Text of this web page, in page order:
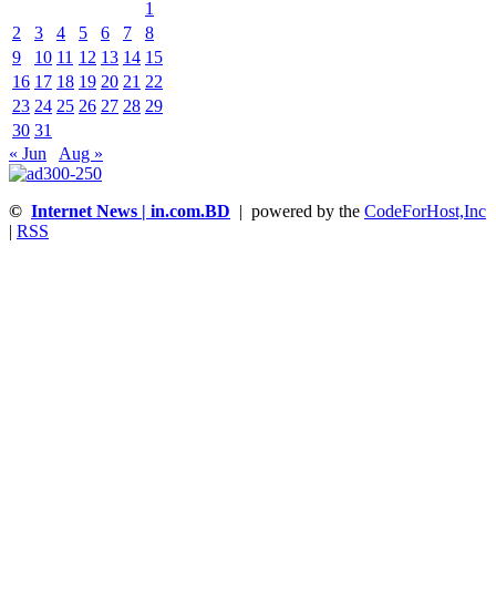
1
2
3 4 5 6 7
8
9
10 11 12 13 14 15
16 17 18 19 20 21 22
23 24 25 26 27 28 29
30 31
« Jun
Aug »
© Internet News | in.com.BD | powered by the CodeForHost,Inc
RSS